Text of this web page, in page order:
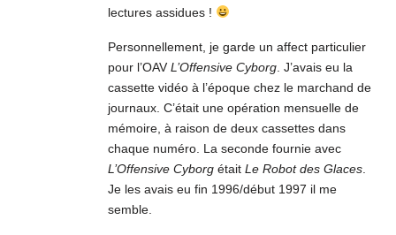
lectures assidues !
Personnellement, je garde un affect particulier
pour l’OAV L’Offensive Cyborg. J’avais eu la
cassette vidéo à l’époque chez le marchand de
journaux. C’était une opération mensuelle de
mémoire, à raison de deux cassettes dans
chaque numéro. La seconde fournie avec
L’Offensive Cyborgétait Le Robot des Glaces.
Je les avais eu fin 1996/début 1997 il me
semble.